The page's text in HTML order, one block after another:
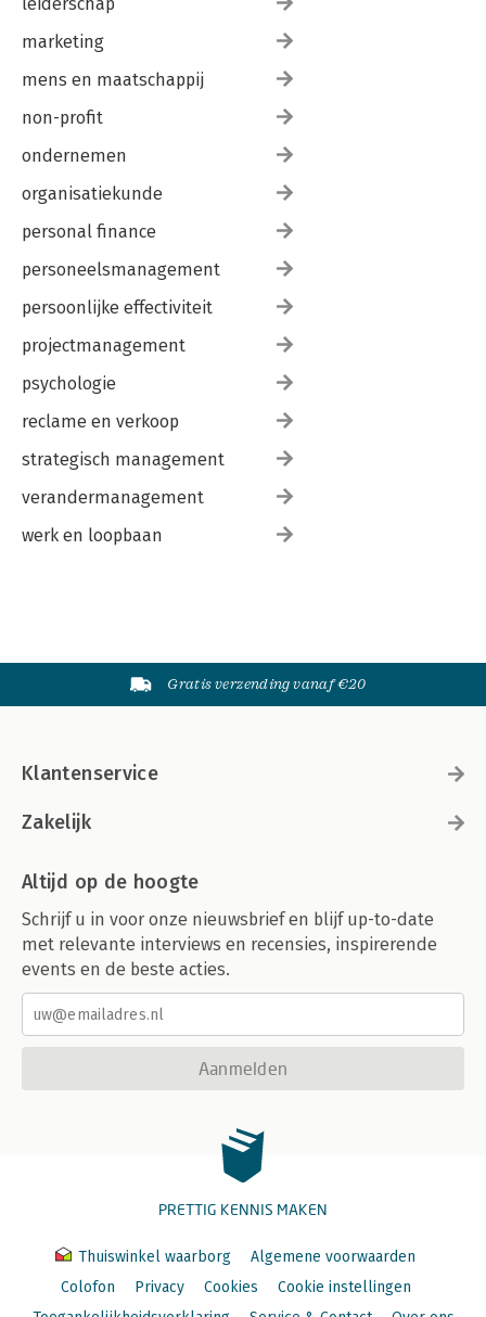
marketing
mens en maatschappij
non-profit
ondernemen
organisatiekunde
personal finance
personeelsmanagement
persoonlijke effectiviteit
projectmanagement
psychologie
reclame en verkoop
strategisch management
verandermanagement
werk en loopbaan
Gratis verzending vanaf €20
Klantenservice
Zakelijk
Altijd op de hoogte
Schrijf u in voor onze nieuwsbrief en blijf up-to-date
met relevante interviews en recensies, inspirerende
events en de beste acties.
Aanmelden
PRETTIG KENNIS MAKEN
Thuiswinkel waarborg
Algemene voorwaarden
Colofon
Privacy Cookies
Cookie instellingen